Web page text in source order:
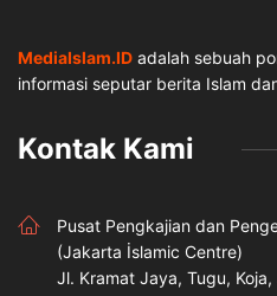
MediaIslam.ID adalah sebuah
informasi seputar berita Islam
Kontak Kami
Pusat Pengkajian dan
(Jakarta İslamic Centre)
Jl. Kramat Jaya, Tugu,